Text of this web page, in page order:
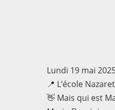
Lundi 19 mai
📍 L’école
👋 Mais qui est